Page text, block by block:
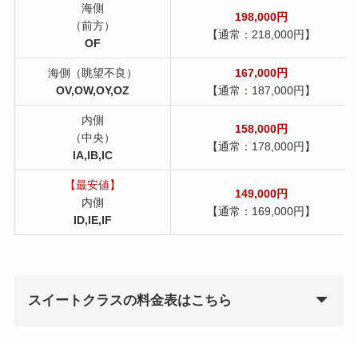
海側
（前方）
OF
198,000円
【通常：218,000円】
海側（眺望不良）
OV,OW,OY,OZ
167,000円
【通常：187,000円】
内側
（中央）
IA,IB,IC
158,000円
【通常：178,000円】
【最安値】
内側
ID,IE,IF
149,000円
【通常：169,000円】
スイートクラスの料金表はこちら